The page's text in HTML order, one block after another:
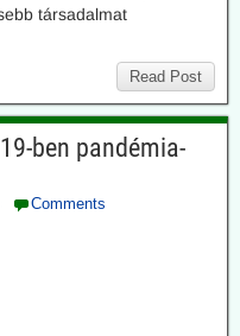
társadalmat
Read Post
ben pandémia-
Comments